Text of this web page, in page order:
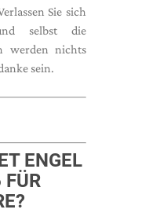
Sie sich
selbst die
werden nichts
sein.
ENGEL